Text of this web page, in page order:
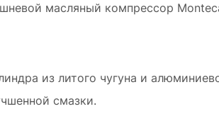
масляный компрессор
из литого чугуна и
смазки.